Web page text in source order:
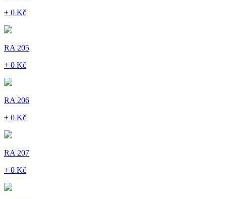
+ 0 Kč
RA 205
+ 0 Kč
RA 206
+ 0 Kč
RA 207
+ 0 Kč